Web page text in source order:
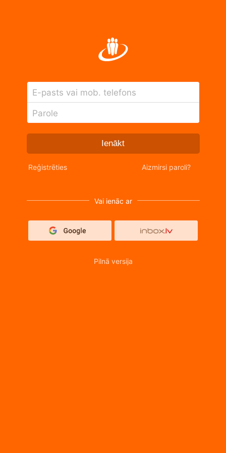
E-pasts vai mob. telefons
Parole
Ienākt
Reģistrēties Aizmirsi paroli?
Vai ienāc ar
Pilnā versija